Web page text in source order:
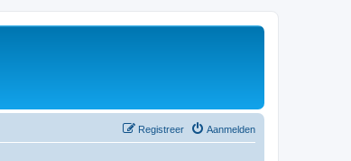
Aanmelden
Registreer